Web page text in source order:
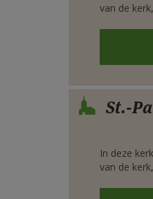
van de
Verbergen
St.-
In deze
van de